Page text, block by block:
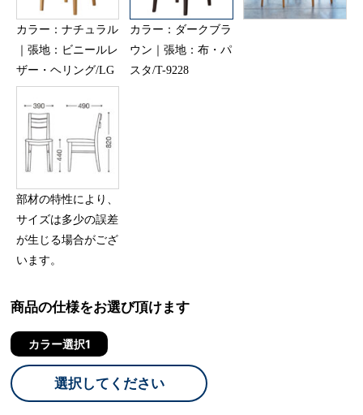
カラー：ナチュラル
｜張地：ビニールレ
ザー・ヘリング/LG
カラー：ダークブラ
ウン｜張地：布・パ
スタ/T-9228
部材の特性により、
サイズは多少の誤差
が生じる場合がござ
います。
商品の仕様をお選び頂けます
カラー選択1
選択してください